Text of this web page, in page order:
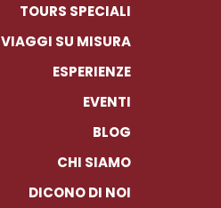
TOURS SPECIALI
VIAGGI SU MISURA
ESPERIENZE
EVENTI
BLOG
CHI SIAMO
DICONO DI NOI